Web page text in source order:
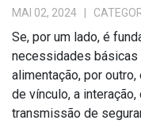
MAI 02, 2024 |
Se, por um lado, é
necessidades básicas
alimentação, por
de vínculo, a
transmissão de